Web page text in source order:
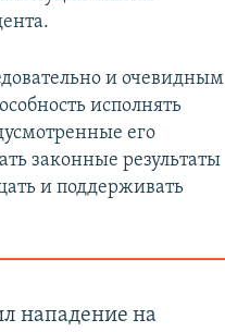
и очевидным
исполнять
его
законные результаты
и поддерживать
нападение на